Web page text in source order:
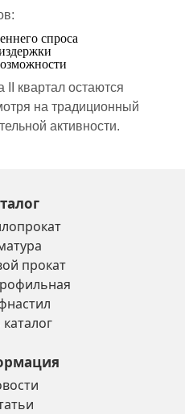
спроса
II квартал остаются
на традиционный
активности.
прокат